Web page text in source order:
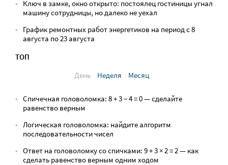
Ключ в замке, окно открыто: постоялец гостиницы угнал
машину сотрудницы, но далеко не уехал
График ремонтных работ энергетиков на период с 8
августа по 23 августа
ТОП
День
Неделя Месяц
Спичечная головоломка: 8 + 3 − 4 = 0 — сделайте
равенство верным
Логическая головоломка: найдите алгоритм
последовательности чисел
Ответ на головоломку со спичками: 9 + 3 × 2 = 2 — как
сделать равенство верным одним ходом